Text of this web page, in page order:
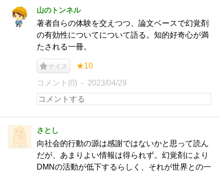
山のトンネル
著者自らの体験を交えつつ、論文ベースで幻覚剤
の有効性についてについて語る。知的好奇心が満
たされる一冊。
ナイス ★10
コメント(0) 2023/04/29
さとし
向社会的行動の源は感謝ではないかと思って読ん
だが、あまりよい情報は得られず。幻覚剤により
DMNの活動が低下するらしく、それが世界との一